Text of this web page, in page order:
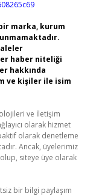
marka, kurum
haber niteliği
hakkında
ve kişiler ile isim
ve İletişim
olarak hizmet
olarak denetleme
Ancak, üyelerimiz
siteye üye olarak
bir bilgi paylaşım